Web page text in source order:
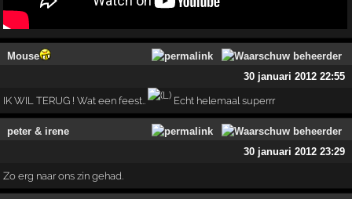
Mouse
30 januari 2012 22:55
IK WIL TERUG ! Wat een feest.. Echt helemaal superrr
peter & irene
30 januari 2012 23:29
Zo erg naar ons zin gehad.